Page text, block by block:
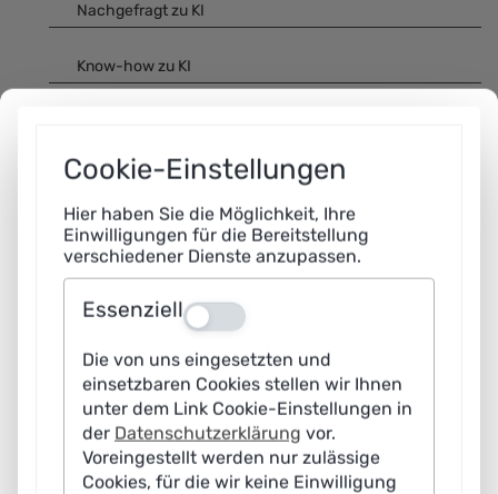
Nachgefragt zu KI
Know-how zu KI
An dieser Stelle finden Sie einen externen Inhalt
von YouTube, der die Informationen der Webseite
ergänzt. Sie können sich diesen mit einem Klick
anzeigen lassen.
Externe Inhalte laden
Cookie-Einstellungen
Hier haben Sie die Möglichkeit, Ihre
Einwilligungen für die Bereitstellung
verschiedener Dienste anzupassen.
Essenziell Aus
Die von uns eingesetzten und
einsetzbaren Cookies stellen wir Ihnen
unter dem Link Cookie-Einstellungen in
der Datenschutzerklärung vor.
Voreingestellt werden nur zulässige
Cookies, für die wir keine Einwilligung